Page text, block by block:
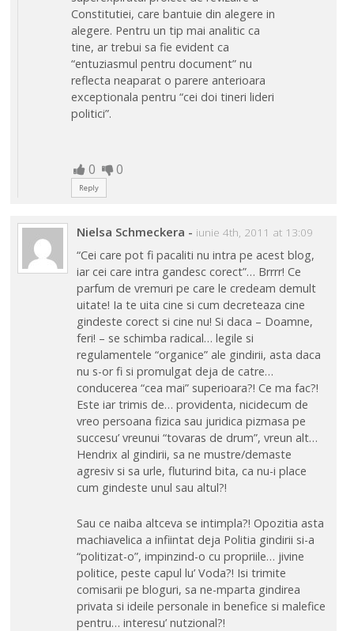
Constitutiei, care bantuie din alegere in
alegere. Pentru un tip mai analitic ca
tine, ar trebui sa fie evident ca
“entuziasmul pentru document” nu
reflecta neaparat o parere anterioara
exceptionala pentru “cei doi tineri lideri
politici”.
0 0
Reply
Nielsa Schmeckera - iunie 4th, 2011 at 13:09
“Cei care pot fi pacaliti nu intra pe acest blog,
iar cei care intra gandesc corect”… Brrrr! Ce
parfum de vremuri pe care le credeam demult
uitate! Ia te uita cine si cum decreteaza cine
gindeste corect si cine nu! Si daca – Doamne,
feri! – se schimba radical… legile si
regulamentele “organice” ale gindirii, asta daca
nu s-or fi si promulgat deja de catre…
conducerea “cea mai” superioara?! Ce ma fac?!
Este iar trimis de… providenta, nicidecum de
vreo persoana fizica sau juridica pizmasa pe
succesu’ vreunui “tovaras de drum”, vreun alt…
Hendrix al gindirii, sa ne mustre/demaste
agresiv si sa urle, fluturind bita, ca nu-i place
cum gindeste unul sau altul?!
Sau ce naiba altceva se intimpla?! Opozitia asta
machiavelica a infiintat deja Politia gindirii si-a
“politizat-o”, impinzind-o cu propriile… jivine
politice, peste capul lu’ Voda?! Isi trimite
comisarii pe bloguri, sa ne-mparta gindirea
privata si ideile personale in benefice si malefice
pentru… interesu’ nutzional?!